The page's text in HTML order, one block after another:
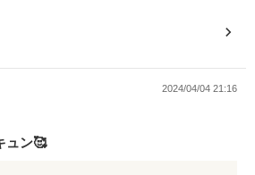
がいない状況で強く立ち向かえる姿が
永遠の愛を誓い合った二人にはいつまで
💕
2024/04/04 21:16
ュン🥰️